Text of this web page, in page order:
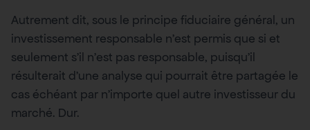
Autrement dit, sous le principe fiduciaire général, un
investissement responsable n’est permis que si et
seulement s’il n’est pas responsable, puisqu’il
résulterait d’une analyse qui pourrait être partagée le
cas échéant par n’importe quel autre investisseur du
marché. Dur.